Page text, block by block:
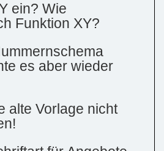
ein? Wie
Funktion XY?
es aber wieder
alte Vorlage nicht